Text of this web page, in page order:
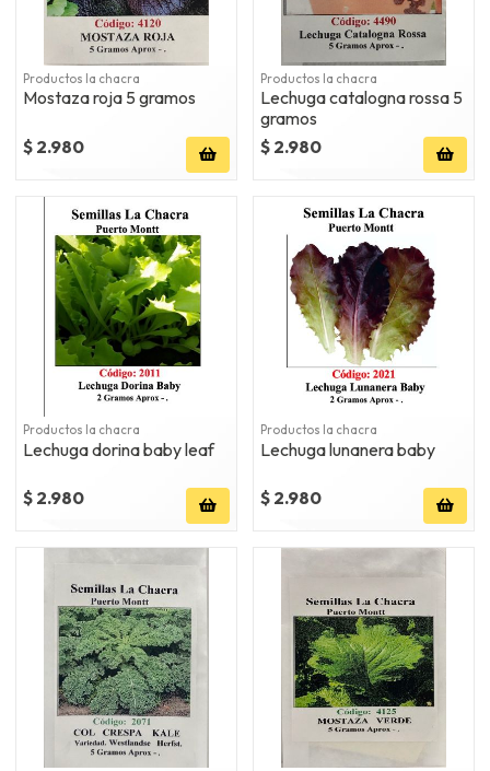
Productos la chacra
Mostaza roja 5 gramos
$ 2.980
Productos la chacra
Lechuga catalogna rossa 5
gramos
$ 2.980
Productos la chacra
Lechuga dorina baby leaf
$ 2.980
Productos la chacra
Lechuga lunanera baby
$ 2.980